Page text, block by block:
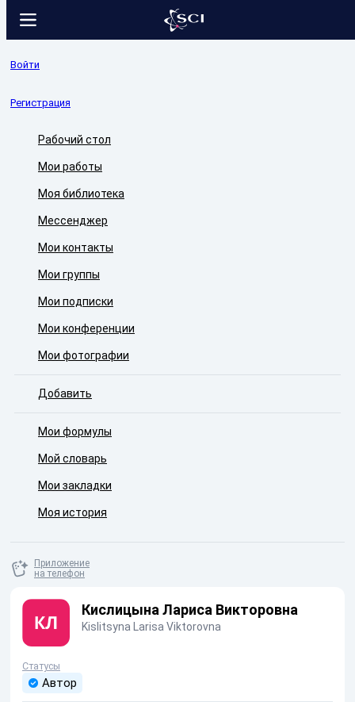
Войти
Регистрация
Рабочий стол
Мои работы
Моя библиотека
Мессенджер
Мои контакты
Мои группы
Мои подписки
Мои конференции
Мои фотографии
Добавить
Мои формулы
Мой словарь
Мои закладки
Моя история
Приложение
на телефон
Кислицына Лариса Викторовна
Kislitsyna Larisa Viktorovna
Статусы
Автор